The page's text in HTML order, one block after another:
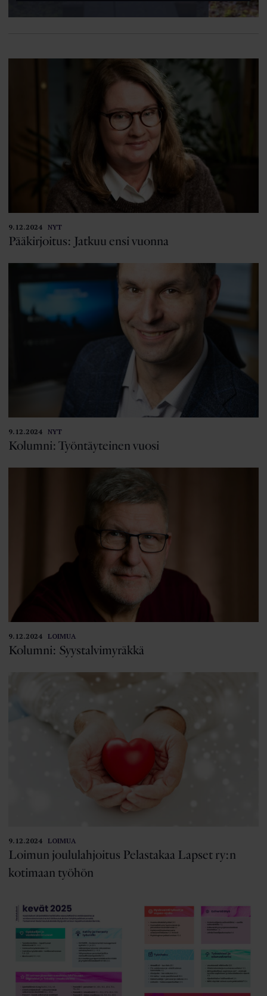
9.12.2024 NYT
Pääkirjoitus: Jatkuu ensi vuonna
9.12.2024 NYT
Kolumni: Työntäyteinen vuosi
9.12.2024 LOIMUA
Kolumni: Syystalvimyräkkä
9.12.2024 LOIMUA
Loimun joululahjoitus Pelastakaa Lapset ry:n
kotimaan työhön